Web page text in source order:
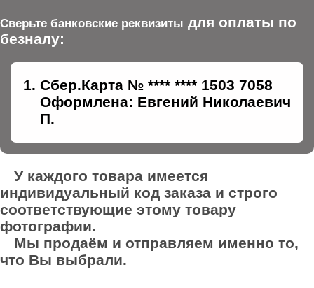
Сверьте банковские реквизиты для оплаты по
безналу:
Сбер.Карта № **** **** 1503 7058
Оформлена: Евгений Николаевич
П.
У каждого товара имеется
индивидуальный код заказа и строго
соответствующие этому товару
фотографии.
Мы продаём и отправляем именно то,
что Вы выбрали.